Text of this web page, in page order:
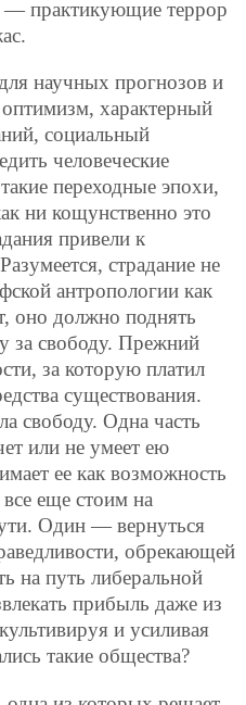
— практикующие террор
научных прогнозов и
характерный
социальный
человеческие
переходные эпохи,
ни кощунственно это
привели к
страдание не
антропологии как
оно должно поднять
за свободу. Прежний
за которую платил
существования.
свободу. Одна часть
или не умеет ею
ее как возможность
еще стоим на
Один — вернуться
обрекающей
на путь либеральной
прибыль даже из
и усиливая
такие общества?